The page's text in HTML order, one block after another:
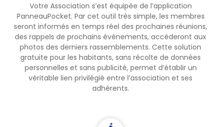
Votre Association s’est équipée de l’application
PanneauPocket. Par cet outil très simple, les membres
seront informés en temps réel des prochaines réunions,
des rappels de prochains événements, accèderont aux
photos des derniers rassemblements. Cette solution
gratuite pour les habitants, sans récolte de données
personnelles et sans publicité, permet d’établir un
véritable lien privilégié entre l’association et ses
adhérents.